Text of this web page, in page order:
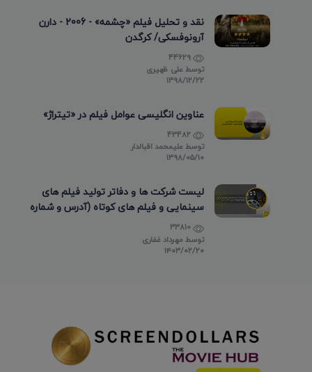
نقد و تحلیل فیلم «چشمه» - 2006 - دارن
آرونوفسکی/ کرگدن
توسطعلی ظهیری
۱۳۹۸/۱۲/۲۲
عناوین انگلیسی عوامل فیلم در «تیتراژ»
توسطعلیمحمد اقبالدار
۱۳۹۸/۰۵/۱۰
لیست شرکت ها و دفاتر تولید فیلم های
سینمایی و فیلم های کوتاه (آدرس و شماره
تماس)
توسط مهرداد غفاری
۱۴۰۳/۰۲/۲۰